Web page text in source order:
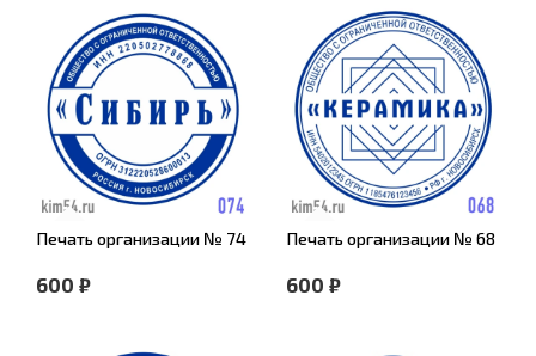
Печать организации № 74
600 ₽
Печать организации № 68
600 ₽